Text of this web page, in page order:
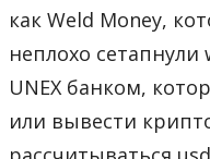
как Weld Money,
неплохо сетапнули
UNEX банком,
или вывести